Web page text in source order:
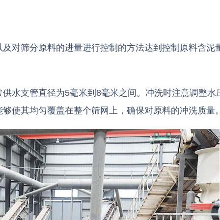
对筛分原料的进量进行控制的方法达到控制原料含泥
水支管直径为5毫米到8毫米之间。冲洗时注意调整水
使其均匀覆盖在整个筛网上，确保对原料的冲洗质量。